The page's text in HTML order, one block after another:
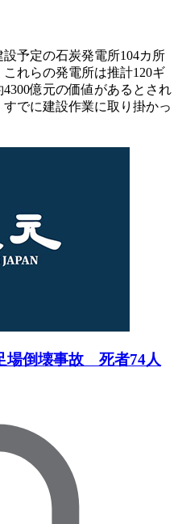
予定の石炭発電所104カ所
れらの発電所は推計120ギ
億元の価値があるとされ
でに建設作業に取り掛かっ
場倒壊事故 死者74人